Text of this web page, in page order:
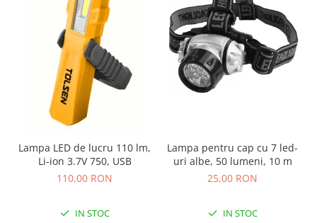
Lampa LED de lucru 110 lm,
Li-ion 3.7V 750, USB
110,00 RON
IN STOC
Lampa pentru cap cu 7 led-
uri albe, 50 lumeni, 10 m
25,00 RON
IN STOC